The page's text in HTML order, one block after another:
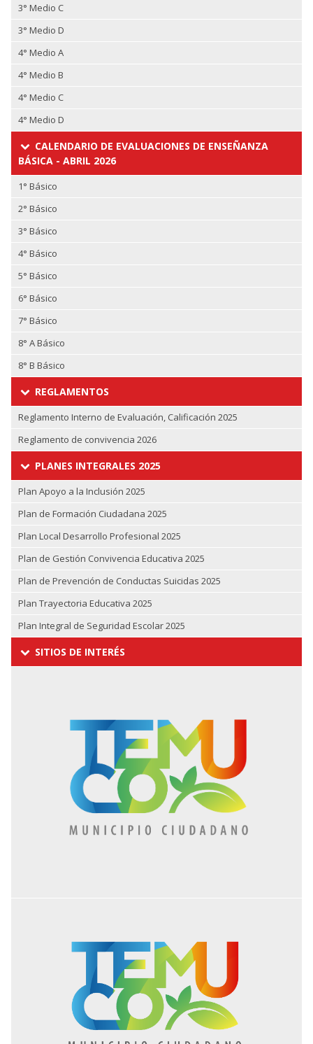
3° Medio C
3° Medio D
4° Medio A
4° Medio B
4° Medio C
4° Medio D
CALENDARIO DE EVALUACIONES DE ENSEÑANZA
BÁSICA - ABRIL 2026
1° Básico
2° Básico
3° Básico
4° Básico
5° Básico
6° Básico
7° Básico
8° A Básico
8° B Básico
REGLAMENTOS
Reglamento Interno de Evaluación, Calificación 2025
Reglamento de convivencia 2026
PLANES INTEGRALES 2025
Plan Apoyo a la Inclusión 2025
Plan de Formación Ciudadana 2025
Plan Local Desarrollo Profesional 2025
Plan de Gestión Convivencia Educativa 2025
Plan de Prevención de Conductas Suicidas 2025
Plan Trayectoria Educativa 2025
Plan Integral de Seguridad Escolar 2025
SITIOS DE INTERÉS